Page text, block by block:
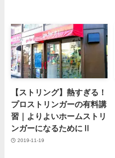
【ストリング】熱すぎる！
プロストリンガーの有料講
習｜よりよいホームストリ
ンガーになるためにⅡ
2019-11-19